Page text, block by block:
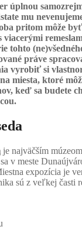
úplnou
mu
pritom môže
viacerými
tohto
práve
vyrobiť si
miesta, ktoré
keď sa budete
je najväčším
v meste
expozícia je
sú z veľkej časti